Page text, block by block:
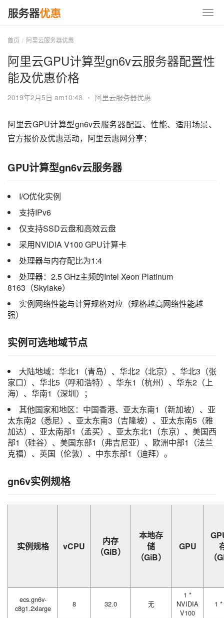
首页 阿里云服务器优惠
阿里云GPU计算型gn6v云服务器配置性
能及优惠价格
2019年2月5日 am10:48 • 阿里云服务器优惠
阿里云GPU计算型gn6v云服务器配置、性能、适用场景、
官方报价及优惠活动，阿里云惠网分享：
GPU计算型gn6v云服务器
I/O优化实例
支持IPv6
仅支持SSD云盘和高效云盘
采用NVIDIA V100 GPU计算卡
处理器与内存配比为1:4
处理器：2.5 GHz主频的Intel Xeon Platinum
8163（Skylake）
实例网络性能与计算规格对应（规格越高网络性能越
强）
实例可选地域节点
大陆地域：华北1（青岛）、华北2（北京）、华北3（张
家口）、华北5（呼和浩特）、华东1（杭州）、华东2（上
海）、华南1（深圳）；
其他国家和地区：中国香港、亚太东南1（新加坡）、亚
太东南2（悉尼）、亚太东南3（吉隆坡）、亚太东南5（雅
加达）、亚太南部1（孟买）、亚太东北1（东京）、美国西
部1（硅谷）、美国东部1（弗吉尼亚）、欧洲中部1（法兰
克福）、英国（伦敦）、中东东部1（迪拜）。
gn6v实例规格
实例规格 vCPU
内存
（GiB）
本地存
储
（GiB）
GPU
（
ecs.gn6v-
c8g1.2xlarge
8 32.0 无
1 *
NVIDIA
V100
1